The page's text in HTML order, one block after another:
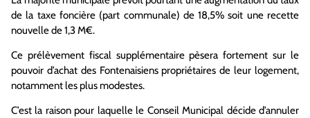
de la taxe foncière (part communale) de 18,5% soit une recette
nouvelle de 1,3 M€.
Ce prélèvement fiscal supplémentaire pèsera fortement sur le
pouvoir d’achat des Fontenaisiens propriétaires de leur logement,
notamment les plus modestes.
C’est la raison pour laquelle le Conseil Municipal décide d’annuler